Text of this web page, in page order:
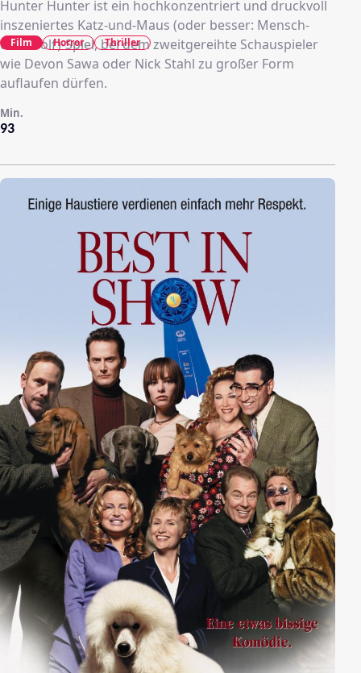
Hunter Hunter ist ein hochkonzentriert und druckvoll
inszeniertes Katz-und-Maus (oder besser: Mensch-
und-Wolf)-Spiel, bei dem zweitgereihte Schauspieler
wie Devon Sawa oder Nick Stahl zu großer Form
auflaufen dürfen.
93
Min.
Film Horror Thriller